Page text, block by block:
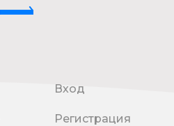
Вход
Регистрация